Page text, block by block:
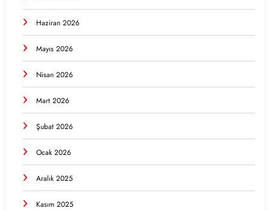
Haziran 2026
Mayıs 2026
Nisan 2026
Mart 2026
Şubat 2026
Ocak 2026
Aralık 2025
Kasım 2025